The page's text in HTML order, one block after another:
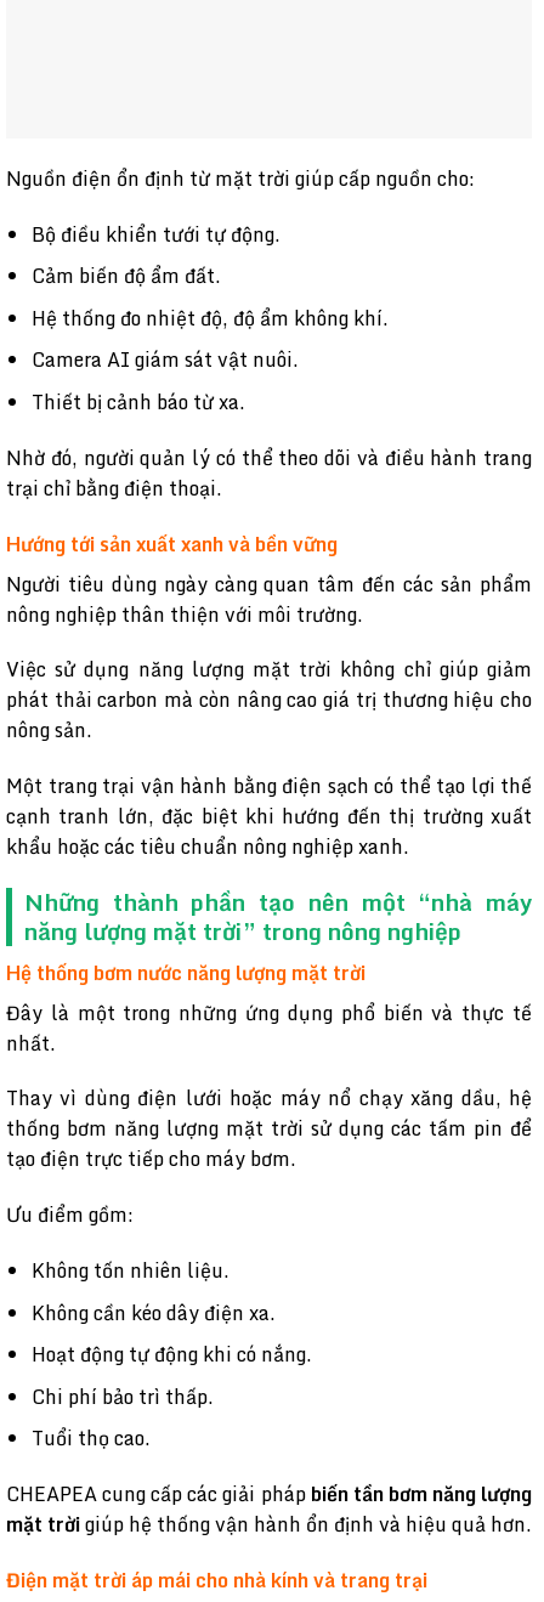
Nguồn điện ổn định từ mặt trời giúp cấp nguồn cho:
Bộ điều khiển tưới tự động.
Cảm biến độ ẩm đất.
Hệ thống đo nhiệt độ, độ ẩm không khí.
Camera AI giám sát vật nuôi.
Thiết bị cảnh báo từ xa.
Nhờ đó, người quản lý có thể theo dõi và điều hành trang
trại chỉ bằng điện thoại.
Hướng tới sản xuất xanh và bền vững
Người tiêu dùng ngày càng quan tâm đến các sản phẩm
nông nghiệp thân thiện với môi trường.
Việc sử dụng năng lượng mặt trời không chỉ giúp giảm
phát thải carbon mà còn nâng cao giá trị thương hiệu cho
nông sản.
Một trang trại vận hành bằng điện sạch có thể tạo lợi thế
cạnh tranh lớn, đặc biệt khi hướng đến thị trường xuất
khẩu hoặc các tiêu chuẩn nông nghiệp xanh.
Những thành phần tạo nên một “nhà máy
năng lượng mặt trời” trong nông nghiệp
Hệ thống bơm nước năng lượng mặt trời
Đây là một trong những ứng dụng phổ biến và thực tế
nhất.
Thay vì dùng điện lưới hoặc máy nổ chạy xăng dầu, hệ
thống bơm năng lượng mặt trời sử dụng các tấm pin để
tạo điện trực tiếp cho máy bơm.
Ưu điểm gồm:
Không tốn nhiên liệu.
Không cần kéo dây điện xa.
Hoạt động tự động khi có nắng.
Chi phí bảo trì thấp.
Tuổi thọ cao.
CHEAPEA cung cấp các giải phápbiến tần bơm năng lượng
mặt trờigiúp hệ thống vận hành ổn định và hiệu quả hơn.
Điện mặt trời áp mái cho nhà kính và trang trại